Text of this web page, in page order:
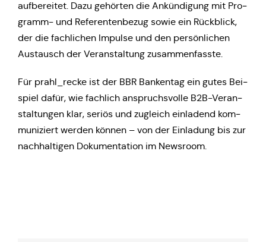
auf­be­rei­tet. Dazu gehör­ten die Ankün­di­gung mit Pro­
gramm- und Refe­ren­ten­be­zug sowie ein Rück­blick,
der die fach­li­chen Impulse und den per­sön­li­chen
Aus­tausch der Ver­an­stal­tung zusammenfasste.
Für prahl_recke ist der BBR Ban­ken­tag ein gutes Bei­
spiel dafür, wie fach­lich anspruchs­vol­le B2B-Ver­an­
stal­tun­gen klar, seriös und zugleich ein­la­dend kom­
mu­ni­ziert werden können – von der Ein­la­dung bis zur
nach­hal­ti­gen Doku­men­ta­ti­on im Newsroom.